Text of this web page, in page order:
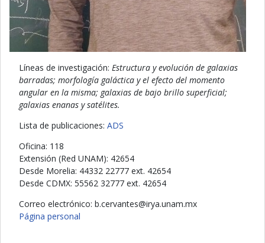
Líneas de investigación: Estructura y evolución de galaxias
barradas; morfología galáctica y el efecto del momento
angular en la misma; galaxias de bajo brillo superficial;
galaxias enanas y satélites.
Lista de publicaciones: ADS
Oficina: 118
Extensión (Red UNAM): 42654
Desde Morelia: 44332 22777 ext. 42654
Desde CDMX: 55562 32777 ext. 42654
Correo electrónico:
xm.manu.ayri
@
setnavrec.b
Página personal